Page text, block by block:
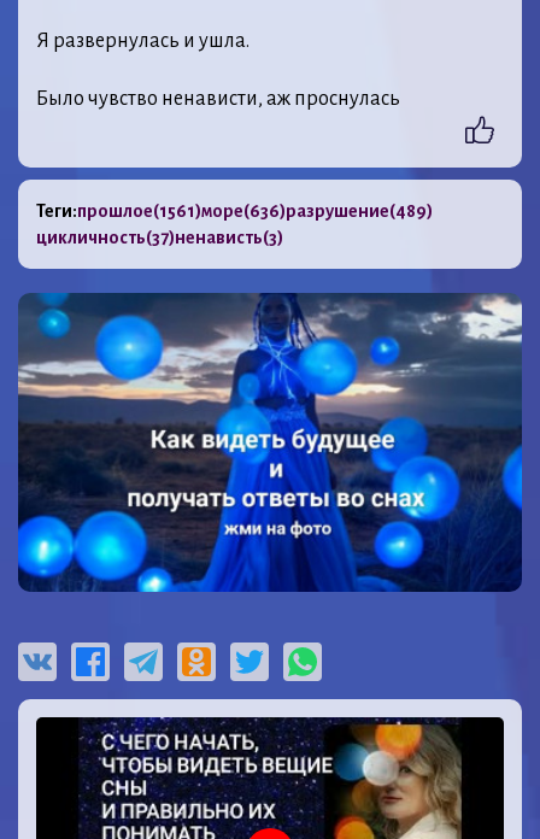
Я развернулась и ушла.
Было чувство ненависти, аж проснулась
Теги:прошлое(1561)море(636)разрушение(489)
цикличность(37)ненависть(3)